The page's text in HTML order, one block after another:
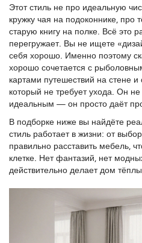
Этот стиль не про идеальную
кружку чая на подоконнике,
старую книгу на полке. Всё это
перегружает. Вы не ищете
себя хорошо. Именно поэтому
хорошо сочетается с
картами путешествий на стене
который не требует ухода. Он
идеальным — он просто даёт
В подборке ниже вы найдёте
стиль работает в жизни: от
правильно расставить мебель,
клетке. Нет фантазий, нет
действительно делает дом